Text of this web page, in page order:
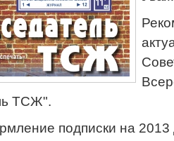
ТСЖ".
подписки на